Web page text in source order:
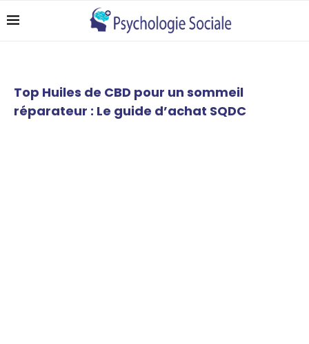
Top Huiles de CBD pour un sommeil
réparateur : Le guide d’achat SQDC